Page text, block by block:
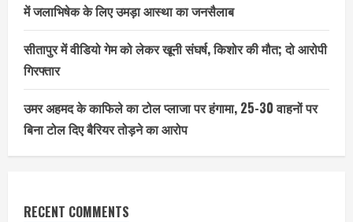
में जलाभिषेक के लिए उमड़ा आस्था का जनसैलाब
सीतापुर में वीडियो गेम को लेकर खूनी संघर्ष, किशोर की मौत; दो आरोपी
गिरफ्तार
उमर अहमद के काफिले का टोल प्लाजा पर हंगामा, 25-30 वाहनों पर
बिना टोल दिए बैरियर तोड़ने का आरोप
RECENT COMMENTS